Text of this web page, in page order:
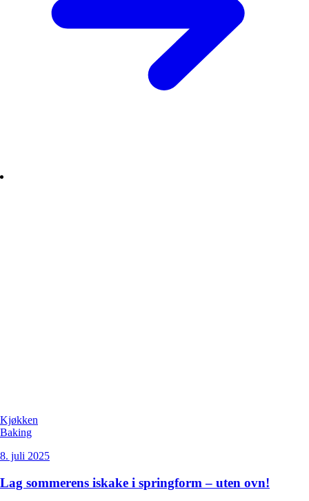
Kjøkken
Baking
8. juli 2025
Lag sommerens iskake i springform – uten ovn!